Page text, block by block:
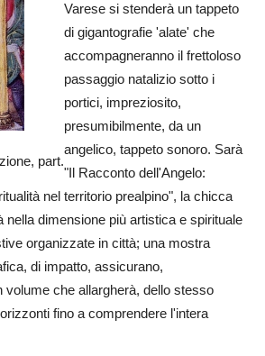
part.
Varese si stenderà un tappeto
di gigantografie 'alate' che
accompagneranno il frettoloso
passaggio natalizio sotto i
portici, impreziosito,
presumibilmente, da un
angelico, tappeto sonoro. Sarà
"Il Racconto dell'Angelo:
nel territorio prealpino", la chicca
nella dimensione più artistica e spirituale
organizzate in città; una mostra
di impatto, assicurano,
volume che allargherà, dello stesso
fino a comprendere l'intera